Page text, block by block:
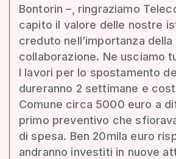
Bontorin –, ringraziamo
capito il valore delle nostre
creduto nell’importanza della
collaborazione. Ne usciamo
I lavori per lo spostamento
dureranno 2 settimane e
Comune circa 5000 euro a
primo preventivo che
di spesa. Ben 20mila euro
andranno investiti in nuove